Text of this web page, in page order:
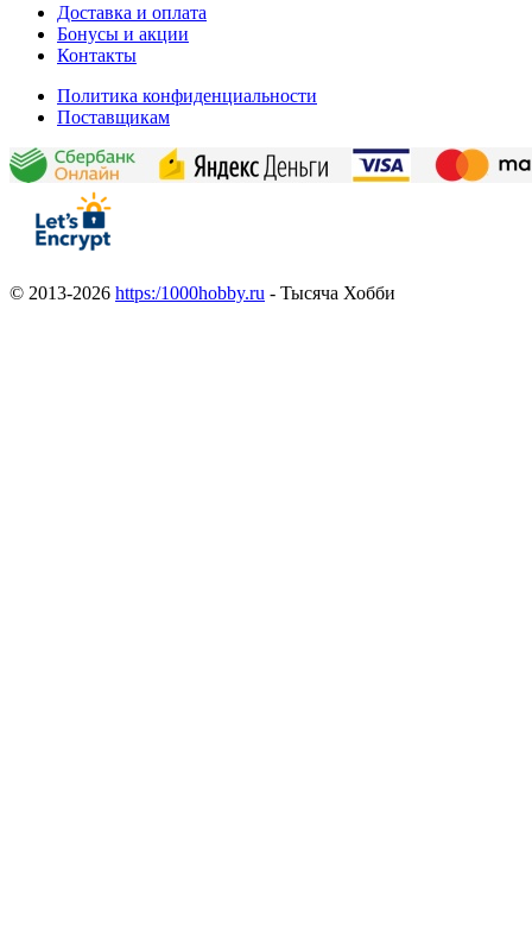
Доставка и оплата
Бонусы и акции
Контакты
Политика конфиденциальности
Поставщикам
© 2013-2026 https:/1000hobby.ru - Тысяча Хобби